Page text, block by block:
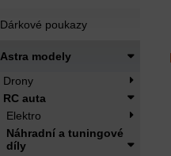
Dárkové poukazy
Astra modely
Drony
RC auta
Elektro
Náhradní a tuningové
díly